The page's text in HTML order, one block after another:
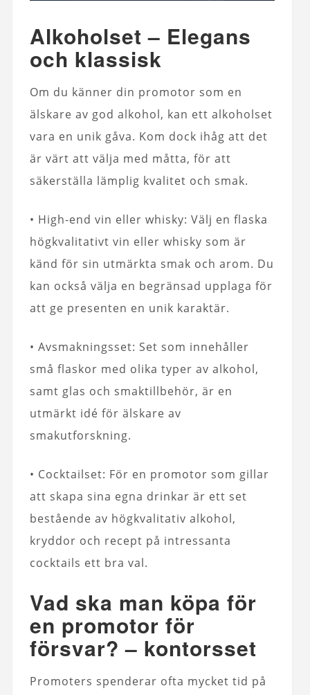
Alkoholset – Elegans
och klassisk
Om du känner din promotor som en
älskare av god alkohol, kan ett alkoholset
vara en unik gåva. Kom dock ihåg att det
är värt att välja med måtta, för att
säkerställa lämplig kvalitet och smak.
• High-end vin eller whisky: Välj en flaska
högkvalitativt vin eller whisky som är
känd för sin utmärkta smak och arom. Du
kan också välja en begränsad upplaga för
att ge presenten en unik karaktär.
• Avsmakningsset: Set som innehåller
små flaskor med olika typer av alkohol,
samt glas och smaktillbehör, är en
utmärkt idé för älskare av
smakutforskning.
• Cocktailset: För en promotor som gillar
att skapa sina egna drinkar är ett set
bestående av högkvalitativ alkohol,
kryddor och recept på intressanta
cocktails ett bra val.
Vad ska man köpa för
en promotor för
försvar? – kontorsset
Promoters spenderar ofta mycket tid på